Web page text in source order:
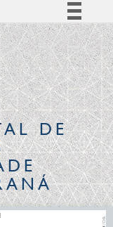
BR
Participe
à informação
CanaisDE